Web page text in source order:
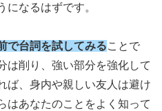
になるはずです。
で台詞を試してみることで
は削り、強い部分を強化して
ば、身内や親しい友人は避け
はあなたのことをよく知って